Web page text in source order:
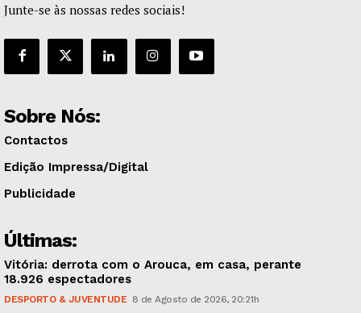
Junte-se às nossas redes sociais!
Sobre Nós:
Contactos
Edição Impressa/Digital
Publicidade
Últimas:
Vitória: derrota com o Arouca, em casa, perante
18.926 espectadores
DESPORTO & JUVENTUDE 8 de Agosto de 2026, 20:21h